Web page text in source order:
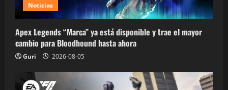
Noticias
Apex Legends “Marca” ya está disponible y trae el mayor
cambio para Bloodhound hasta ahora
Guri 2026-08-05